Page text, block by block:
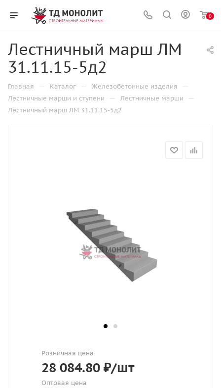
0
Лестничный марш ЛМ
31.11.15-5д2
Главная — Каталог — Железобетонные изделия —
Лестничные марши и ступени — Лестничные марши —
Лестничный марш ЛМ 31.11.15-5д2
Розничная цена
28 084.80 ₽/шт
Оптовая цена